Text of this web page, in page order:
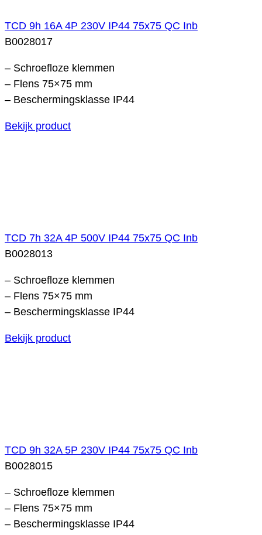
TCD 9h 16A 4P 230V IP44 75x75 QC Inb
B0028017
– Schroefloze klemmen
– Flens 75×75 mm
– Beschermingsklasse IP44
Bekijk product
TCD 7h 32A 4P 500V IP44 75x75 QC Inb
B0028013
– Schroefloze klemmen
– Flens 75×75 mm
– Beschermingsklasse IP44
Bekijk product
TCD 9h 32A 5P 230V IP44 75x75 QC Inb
B0028015
– Schroefloze klemmen
– Flens 75×75 mm
– Beschermingsklasse IP44